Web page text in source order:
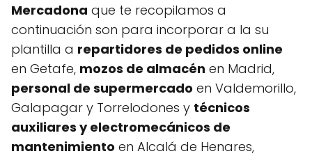
Mercadona que te recopilamos a
continuación son para incorporar a la su
plantilla a repartidores de pedidos online
en Getafe, mozos de almacén en Madrid,
personal de supermercado en Valdemorillo,
Galapagar y Torrelodones y técnicos
auxiliares y electromecánicos de
mantenimiento en Alcalá de Henares,